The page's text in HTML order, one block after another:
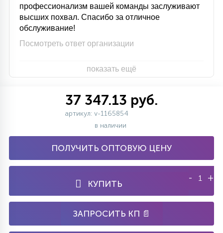
профессионализм вашей команды заслуживают
высших похвал. Спасибо за отличное
обслуживание!
Посмотреть ответ организации
показать ещё
37 347.13 руб.
артикул: v-1165854
в наличии
ПОЛУЧИТЬ ОПТОВУЮ ЦЕНУ
КУПИТЬ
- +
ЗАПРОСИТЬ КП 📄